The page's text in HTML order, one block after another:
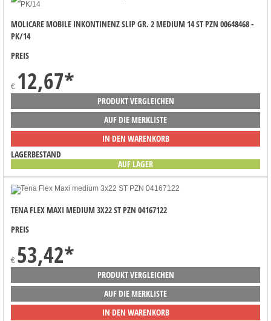
MOLICARE MOBILE INKONTINENZ SLIP GR. 2 MEDIUM 14 ST PZN 00648468 -
PK/14
PREIS
€ 12,67*
PRODUKT VERGLEICHEN
AUF DIE MERKLISTE
IN DEN WARENKORB
LAGERBESTAND
AUF LAGER
TENA FLEX MAXI MEDIUM 3X22 ST PZN 04167122
PREIS
€ 53,42*
PRODUKT VERGLEICHEN
AUF DIE MERKLISTE
IN DEN WARENKORB